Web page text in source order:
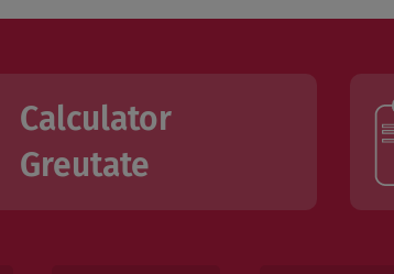
Calculator
Greutate